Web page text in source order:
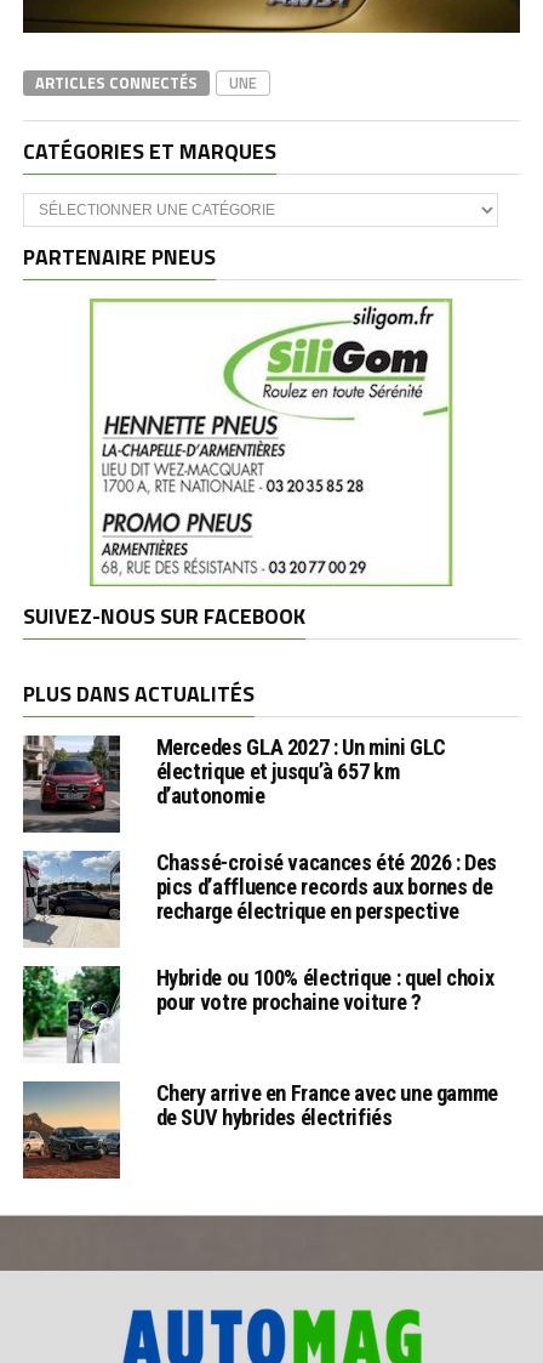
ARTICLES CONNECTÉS UNE
CATÉGORIES ET MARQUES
Catégories
et
PARTENAIRE PNEUS
SUIVEZ-NOUS SUR FACEBOOK
PLUS DANS ACTUALITÉS
Mercedes GLA 2027 : Un mini GLC
électrique et jusqu’à 657 km
d’autonomie
Chassé-croisé vacances été 2026 : Des
pics d’affluence records aux bornes de
recharge électrique en perspective
Hybride ou 100% électrique : quel choix
pour votre prochaine voiture ?
Chery arrive en France avec une gamme
de SUV hybrides électrifiés